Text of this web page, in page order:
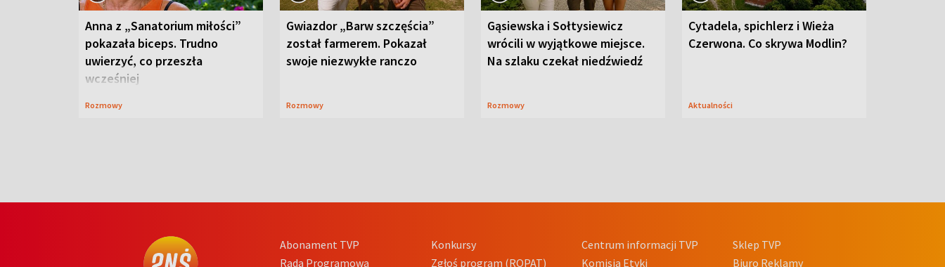
Anna z „Sanatorium miłości”
pokazała biceps. Trudno
uwierzyć, co przeszła
wcześniej
Rozmowy
Gwiazdor „Barw szczęścia”
został farmerem. Pokazał
swoje niezwykłe ranczo
Rozmowy
Gąsiewska i Sołtysiewicz
wrócili w wyjątkowe miejsce.
Na szlaku czekał niedźwiedź
Rozmowy
Cytadela, spichlerz i Wieża
Czerwona. Co skrywa Modlin?
Aktualności
Abonament TVP
Rada Programowa
Konkursy
Zgłoś program (ROPAT)
Centrum informacji TVP
Komisja Etyki
Sklep TVP
Biuro Reklamy